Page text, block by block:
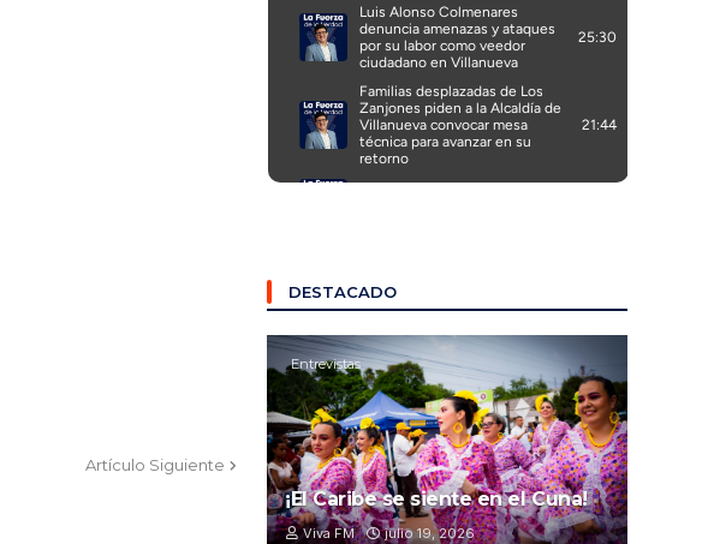
Artículo Siguiente
DESTACADO
Entrevistas
¡El Caribe se siente en el Cuna!
Viva FM julio 19, 2026